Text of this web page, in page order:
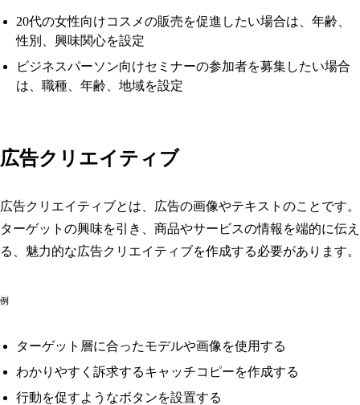
20代の女性向けコスメの販売を促進したい場合は、年齢、
性別、興味関心を設定
ビジネスパーソン向けセミナーの参加者を募集したい場合
は、職種、年齢、地域を設定
広告クリエイティブ
広告クリエイティブとは、広告の画像やテキストのことです。
ターゲットの興味を引き、商品やサービスの情報を端的に伝え
る、魅力的な広告クリエイティブを作成する必要があります。
例
ターゲット層に合ったモデルや画像を使用する
わかりやすく訴求するキャッチコピーを作成する
行動を促すようなボタンを設置する